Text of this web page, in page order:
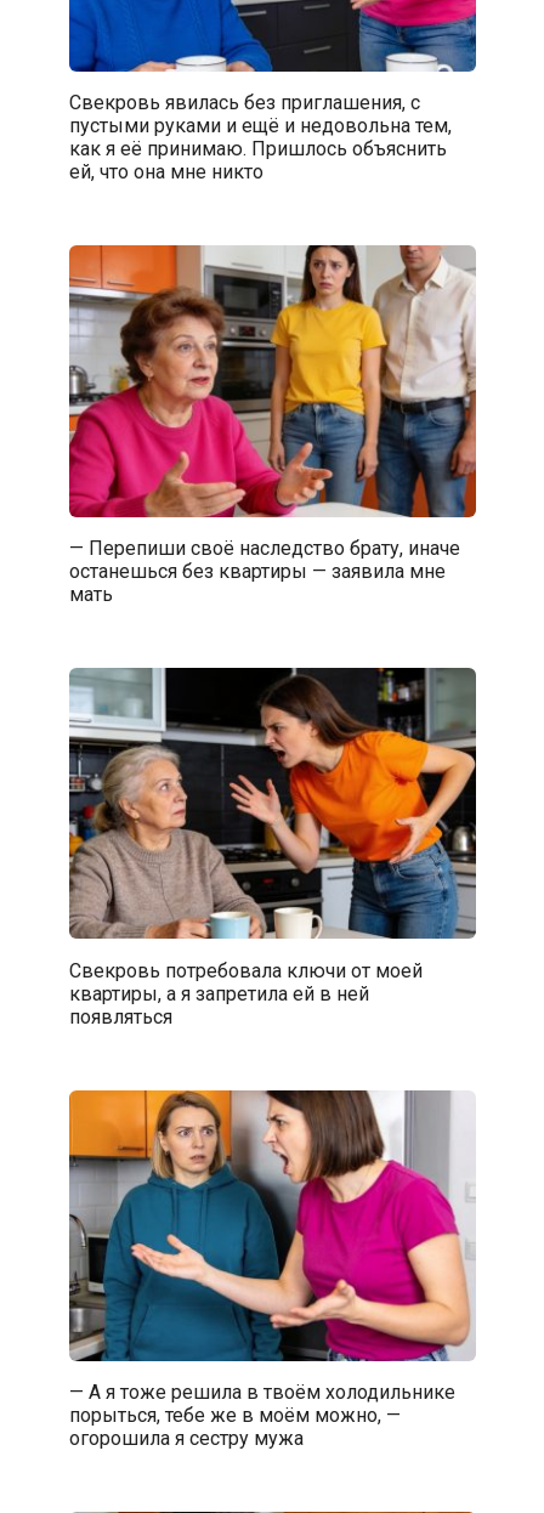
Свекровь явилась без приглашения, с
пустыми руками и ещё и недовольна тем,
как я её принимаю. Пришлось объяснить
ей, что она мне никто
— Перепиши своё наследство брату, иначе
останешься без квартиры — заявила мне
мать
Свекровь потребовала ключи от моей
квартиры, а я запретила ей в ней
появляться
— А я тоже решила в твоём холодильнике
порыться, тебе же в моём можно, —
огорошила я сестру мужа